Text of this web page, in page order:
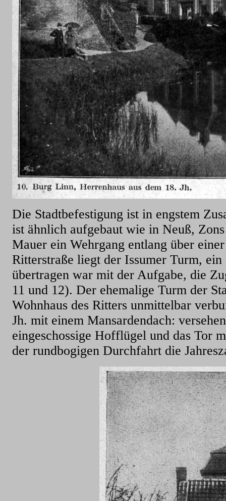
Die Stadtbefestigung ist in engstem
ist ähnlich aufgebaut wie in Neuß,
Mauer ein Wehrgang entlang über
Ritterstraße liegt der Issumer Turm,
übertragen war mit der Aufgabe, die
11 und 12). Der ehemalige Turm der
Wohnhaus des Ritters unmittelbar
Jh. mit einem Mansardendach:
eingeschossige Hofflügel und das Tor
der rundbogigen Durchfahrt die